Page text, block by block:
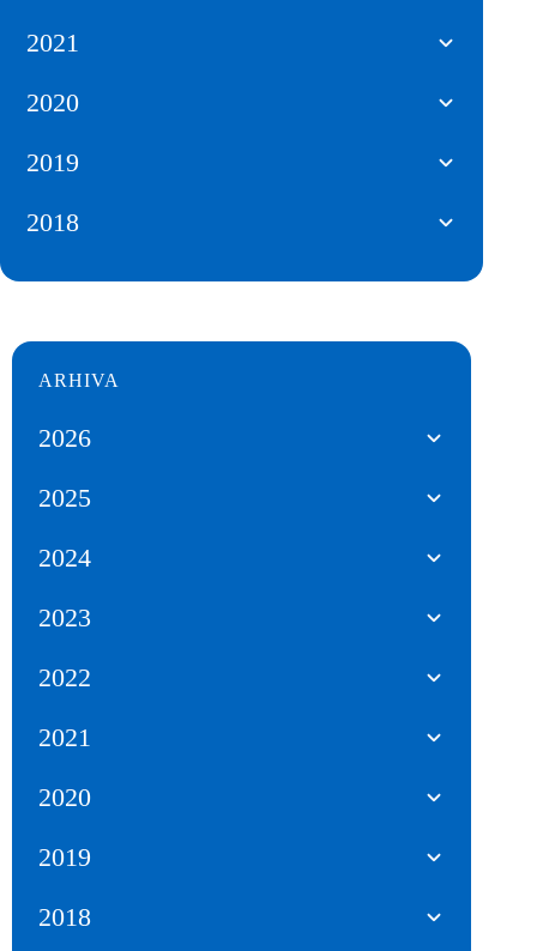
2021
2020
2019
2018
ARHIVA
2026
2025
2024
2023
2022
2021
2020
2019
2018